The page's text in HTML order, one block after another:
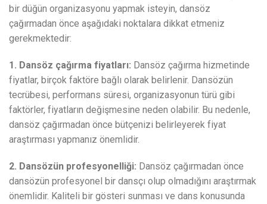
bir düğün organizasyonu yapmak isteyin, dansöz
çağırmadan önce aşağıdaki noktalara dikkat etmeniz
gerekmektedir:
1. Dansöz çağırma fiyatları: Dansöz çağırma hizmetinde
fiyatlar, birçok faktöre bağlı olarak belirlenir. Dansözün
tecrübesi, performans süresi, organizasyonun türü gibi
faktörler, fiyatların değişmesine neden olabilir. Bu nedenle,
dansöz çağırmadan önce bütçenizi belirleyerek fiyat
araştırması yapmanız önemlidir.
2. Dansözün profesyonelliği: Dansöz çağırmadan önce
dansözün profesyonel bir dansçı olup olmadığını araştırmak
önemlidir. Kaliteli bir gösteri sunması ve dans konusunda